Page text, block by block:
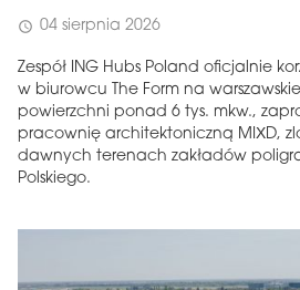
schedule 04 sierpnia 2026
Zespół ING Hubs Poland oficjalnie
w biurowcu The Form na
powierzchni ponad 6 tys. mkw.,
pracownię architektoniczną MIXD,
dawnych terenach zakładów
Polskiego.